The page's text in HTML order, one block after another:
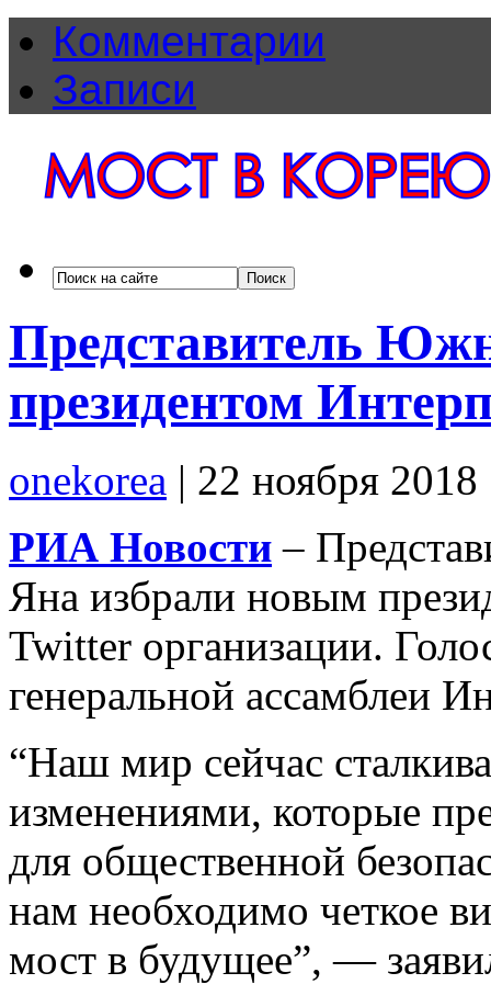
Комментарии
Записи
Представитель
президентом
onekorea | 22 ноября 2018
РИА Новости –
Яна избрали новым
Twitter организации.
генеральной ассамблеи
“Наш мир сейчас
изменениями, которые
для общественной
нам необходимо четкое
мост в будущее”, —